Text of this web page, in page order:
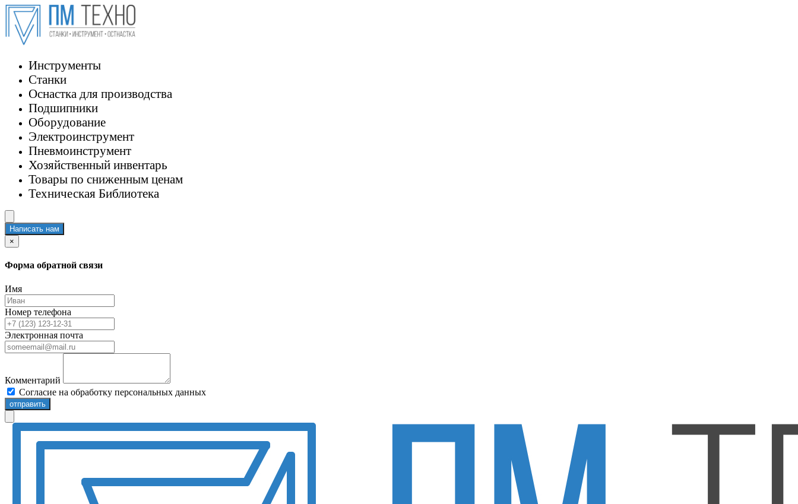
Инструменты
Станки
Оснастка для производства
Подшипники
Оборудование
Электроинструмент
Пневмоинструмент
Хозяйственный инвентарь
Товары по сниженным ценам
Техническая Библиотека
Написать нам
×
Форма обратной связи
Имя
Номер телефона
Электронная почта
Комментарий
Согласие на обработку персональных данных
отправить